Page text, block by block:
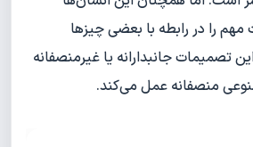
را در رابطه با بعضی چیزها
تصمیمات جانبدارانه یا غیرمنصفانه
منصفانه عمل می‌کند.